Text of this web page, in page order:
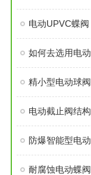
电动UPVC蝶
如何去选用电
精小型电动球阀
电动截止阀结
防爆智能型电
耐腐蚀电动蝶阀